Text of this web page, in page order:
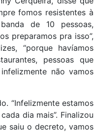
fomos resistentes à
de 10 pessoas,
preparamos pra isso”,
“porque havíamos
pessoas que
não vamos
“Infelizmente estamos
dia mais”. Finalizou
saiu o decreto, vamos